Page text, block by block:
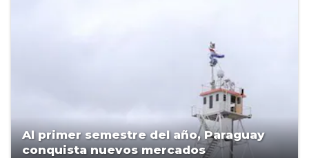
Al primer semestre del año, Paraguay
conquista nuevos mercados